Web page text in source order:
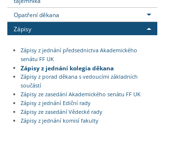
Opatření děkana
Zápisy
Zápisy z jednání předsednictva Akademického
senátu FF UK
Zápisy z jednání kolegia děkana
Zápisy z porad děkana s vedoucími základních
součástí
Zápisy ze zasedání Akademického senátu FF UK
Zápisy z jednání Ediční rady
Zápisy ze zasedání Vědecké rady
Zápisy z jednání komisí fakulty